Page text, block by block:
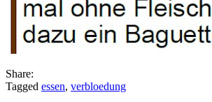
Share:
Tagged essen, verbloedung